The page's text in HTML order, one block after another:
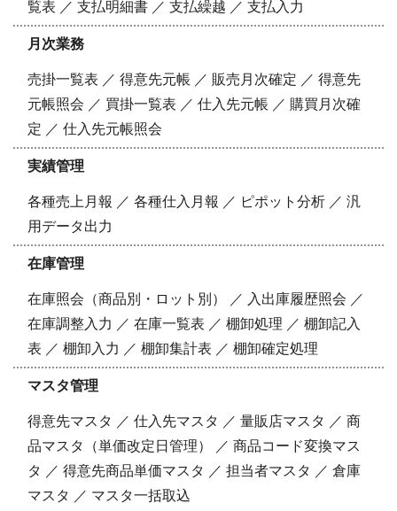
覧表 ／ 支払明細書 ／ 支払繰越 ／ 支払入力
月次業務
売掛一覧表 ／ 得意先元帳 ／ 販売月次確定 ／ 得意先
元帳照会 ／ 買掛一覧表 ／ 仕入先元帳 ／ 購買月次確
定 ／ 仕入先元帳照会
実績管理
各種売上月報 ／ 各種仕入月報 ／ ピポット分析 ／ 汎
用データ出力
在庫管理
在庫照会（商品別・ロット別） ／ 入出庫履歴照会 ／
在庫調整入力 ／ 在庫一覧表 ／ 棚卸処理 ／ 棚卸記入
表 ／ 棚卸入力 ／ 棚卸集計表 ／ 棚卸確定処理
マスタ管理
得意先マスタ ／ 仕入先マスタ ／ 量販店マスタ ／ 商
品マスタ（単価改定日管理） ／ 商品コード変換マス
タ ／ 得意先商品単価マスタ ／ 担当者マスタ ／ 倉庫
マスタ ／ マスタ一括取込